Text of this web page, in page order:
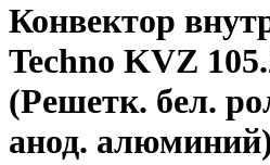
Конвектор
Techno KVZ
(Решетк. бел.
анод.